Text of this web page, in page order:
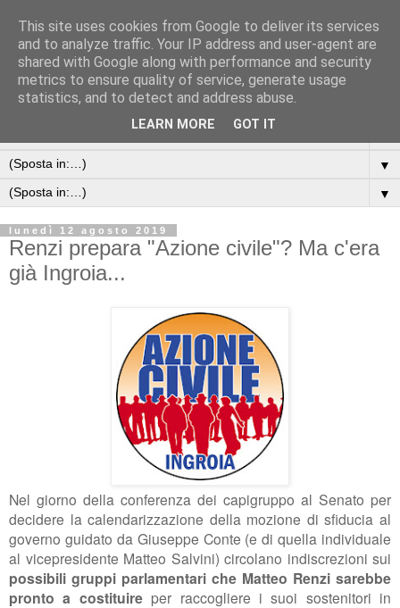
▼
▼
lunedì 12 agosto 2019
Renzi prepara "Azione civile"? Ma c'era
già Ingroia...
Nel giorno della conferenza dei capigruppo al Senato per
decidere la calendarizzazione della mozione di sfiducia al
governo guidato da Giuseppe Conte (e di quella individuale
al vicepresidente Matteo Salvini) circolano indiscrezioni sui
possibili gruppi parlamentari che Matteo Renzi sarebbe
pronto a costituireper raccogliere i suoi sostenitori in
This site uses cookies from Google to deliver its services
and to analyze traffic. Your IP address and user-agent are
shared with Google along with performance and security
metrics to ensure quality of service, generate usage
statistics, and to detect and address abuse.
LEARN MORE GOT IT